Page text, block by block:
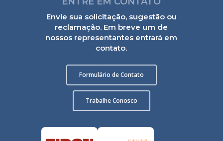
Envie sua solicitação, sugestão ou
reclamação. Em breve um de
nossos representantes entrará em
contato.
Formulário de Contato
Trabalhe Conosco